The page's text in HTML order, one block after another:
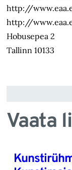
http://
http://
Hobusepea 2
Tallinn 10133
Vaata